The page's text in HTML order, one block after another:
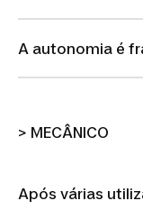
A autonomia é
> MECÂNICO
Após várias